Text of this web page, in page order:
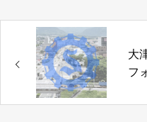
大
フ